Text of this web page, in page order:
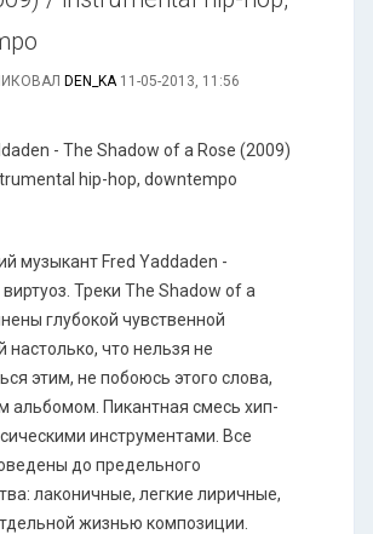
DEN_KA11-05-2013, 11:56
музыкант Fred Yaddaden -
Треки The Shadow of a
глубокой чувственной
настолько, что нельзя не
этим, не побоюсь этого слова,
альбомом. Пикантная смесь хип-
инструментами. Все
до предельного
лаконичные, легкие лиричные,
жизнью композиции.